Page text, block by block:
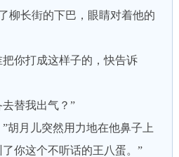
长街的下巴，眼睛对着他的
你打成这样子的，快告诉
替我出气？”
月儿突然用力地在他鼻子上
你这个不听话的王八蛋。”